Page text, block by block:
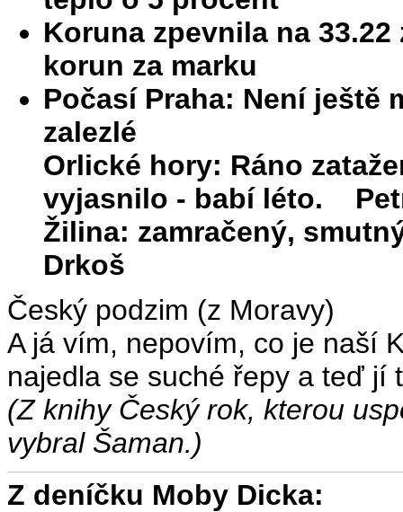
Koruna zpevnila na
korun za marku
Počasí Praha: Není ještě
zalezlé
Orlické hory: Ráno
vyjasnilo - babí léto.
Žilina: zamračený,
Drkoš
Český podzim (z Moravy)
A já vím, nepovím, co je naší
najedla se suché řepy a teď jí
(Z knihy Český rok, kterou
vybral Šaman.)
Z deníčku Moby Dicka: